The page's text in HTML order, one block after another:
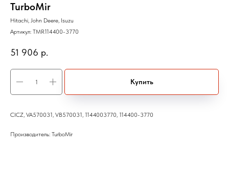
TurboMir
Hitachi, John Deere, Isuzu
Артикул: TMR114400-3770
51 906 р.
Купить
CICZ, VA570031, VB570031, 1144003770, 114400-3770
Производитель: TurboMir